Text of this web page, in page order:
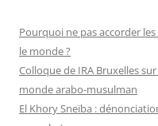
r
c
h
r
Pourquoi ne pas accorder
le monde ?
Colloque de IRA Bruxelles
monde arabo-musulman
El Khory Sneïba :